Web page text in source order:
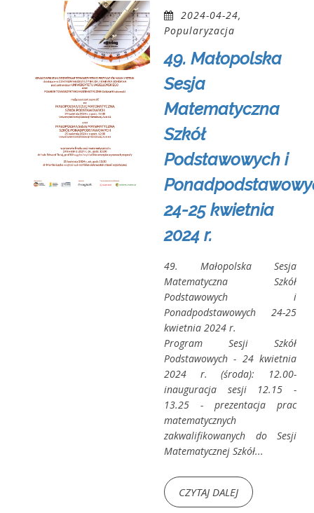
2024-04-24,
Popularyzacja
49. Małopolska
Sesja
Matematyczna
Szkół
Podstawowych i
24-25 kwietnia
2024 r.
49. Małopolska Sesja
Matematyczna Szkół
Podstawowych i
Ponadpodstawowych 24-25
kwietnia 2024 r.
Program Sesji Szkół
Podstawowych - 24 kwietnia
2024 r. (środa): 12.00-
inauguracja sesji 12.15 -
13.25 - prezentacja prac
matematycznych
zakwalifikowanych do Sesji
Matematycznej Szkół...
CZYTAJ DALEJ